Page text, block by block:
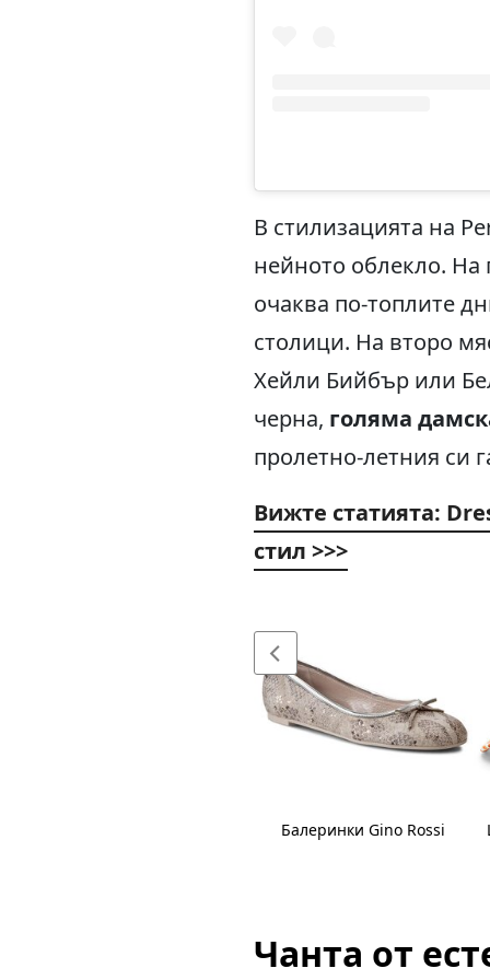
В стилизацията на
нейното облекло.
очаква по-топлите
столици. На второ
Хейли Бийбър или
черна, голяма
пролетно-летния си
Вижте статията:
стил >>>
Балеринки Gino Rossi
Чанта от